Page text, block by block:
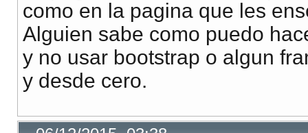
como en la pagina que les
Alguien sabe como puedo
y no usar bootstrap o algun
y desde cero.